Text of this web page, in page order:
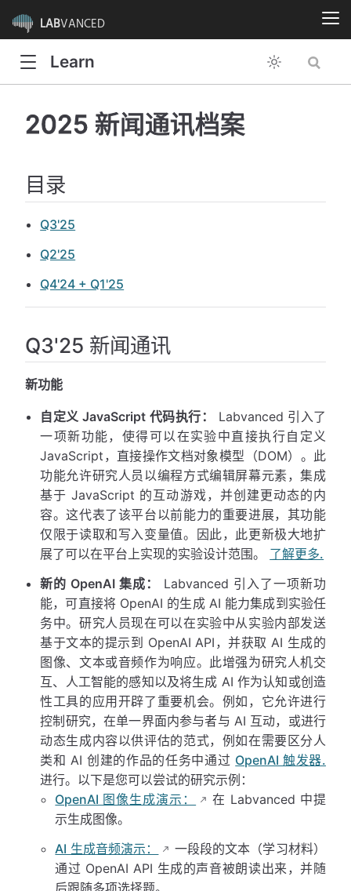
LABVANCED
Learn
2025 新闻通讯档案
目录
Q3'25
Q2'25
Q4'24 + Q1'25
Q3'25 新闻通讯
新功能
自定义 JavaScript 代码执行：
Labvanced 引入了
一项新功能，使得可以在实验中直接执行自定义
JavaScript，直接操作文档对象模型（DOM）。此
功能允许研究人员以编程方式编辑屏幕元素，集成
基于 JavaScript 的互动游戏，并创建更动态的内
容。这代表了该平台以前能力的重要进展，其功能
仅限于读取和写入变量值。因此，此更新极大地扩
展了可以在平台上实现的实验设计范围。 了解更多.
新的 OpenAI 集成：
Labvanced 引入了一项新功
能，可直接将 OpenAI 的生成 AI 能力集成到实验任
务中。研究人员现在可以在实验中从实验内部发送
基于文本的提示到 OpenAI API，并获取 AI 生成的
图像、文本或音频作为响应。此增强为研究人机交
互、人工智能的感知以及将生成 AI 作为认知或创造
性工具的应用开辟了重要机会。例如，它允许进行
控制研究，在单一界面内参与者与 AI 互动，或进行
动态生成内容以供评估的范式，例如在需要区分人
类和 AI 创建的作品的任务中通过 OpenAI 触发器.
进行。以下是您可以尝试的研究示例：
OpenAI 图像生成演示：
在 Labvanced 中提
示生成图像。
AI 生成音频演示：
一段段的文本（学习材料）
通过 OpenAI API 生成的声音被朗读出来，并随
后跟随多项选择题。